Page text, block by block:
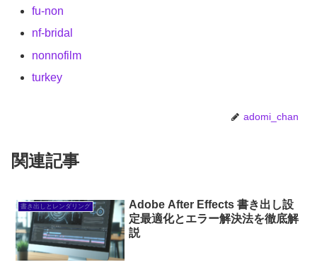
fu-non
nf-bridal
nonnofilm
turkey
adomi_chan
関連記事
書き出しとレンダリング
Adobe After Effects 書き出し設
定最適化とエラー解決法を徹底解
説